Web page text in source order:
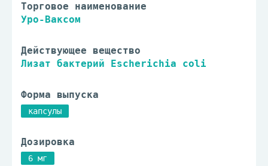
Торговое наименование
Уро-Ваксом
Действующее вещество
Лизат бактерий Escherichia coli
Форма выпуска
капсулы
Дозировка
6 мг